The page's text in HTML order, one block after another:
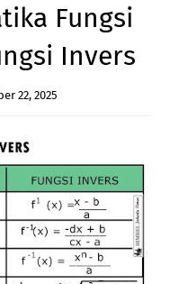
Fungsi
Invers
22, 2025